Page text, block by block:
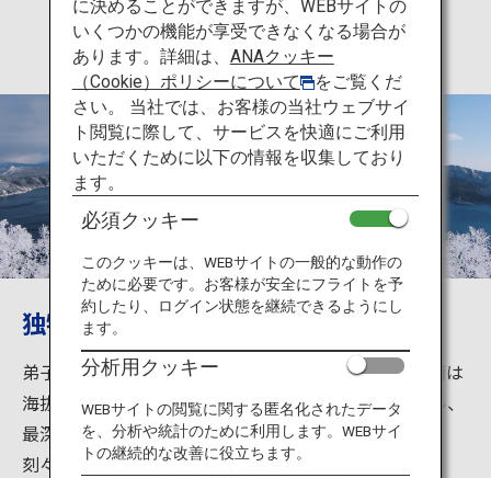
旅のアイデア
行き先
旅のお役立ち情報
ANA サービス
独特の深い青は「摩周ブルー」
弟子屈町から11km、川湯温泉から12kmにあり、湖面は
海抜351ｍ、周囲約20km、面積19.2平方キロメートル、
最深211.4ｍの世界一級の透明度を誇るカルデラ湖は、
刻々として変わる湖面の変化が訪れる人々を魅了しま
に決めることができますが、WEBサイトの
いくつかの機能が享受できなくなる場合が
あります。詳細は、 ANAクッキー
（Cookie）ポリシーについて
をご覧くだ
さい。 当社では、お客様の当社ウェブサイ
ト閲覧に際して、サービスを快適にご利用
いただくために以下の情報を収集しており
ます。
必須クッキー
このクッキーは、WEBサイトの一般的な動作の
ために必要です。お客様が安全にフライトを予
約したり、ログイン状態を継続できるようにし
ます。
分析用クッキー
WEBサイトの閲覧に関する匿名化されたデータ
を、分析や統計のために利用します。WEBサイ
トの継続的な改善に役立ちます。